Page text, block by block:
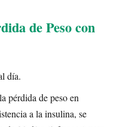
de Peso con
día.
pérdida de peso en
a la insulina, se